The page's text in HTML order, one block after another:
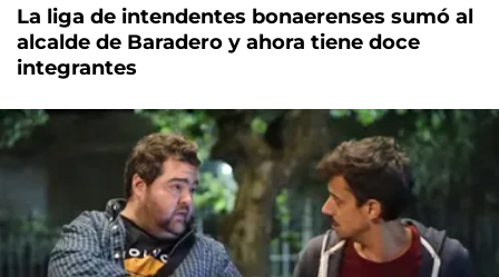
La liga de intendentes bonaerenses sumó al
alcalde de Baradero y ahora tiene doce
integrantes